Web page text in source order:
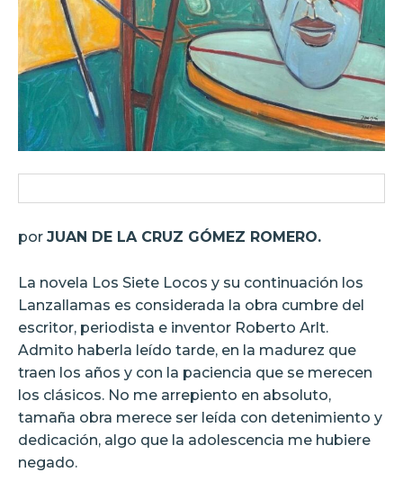
por JUAN DE LA CRUZ GÓMEZ ROMERO.
La novela Los Siete Locos y su continuación los
Lanzallamas es considerada la obra cumbre del
escritor, periodista e inventor Roberto Arlt.
Admito haberla leído tarde, en la madurez que
traen los años y con la paciencia que se merecen
los clásicos. No me arrepiento en absoluto,
tamaña obra merece ser leída con detenimiento y
dedicación, algo que la adolescencia me hubiere
negado.